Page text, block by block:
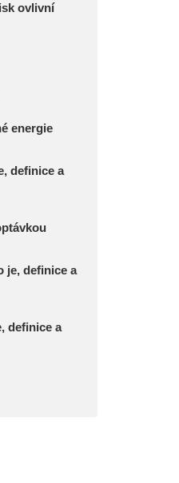
ovlivní
energie
definice a
je, definice a
definice a